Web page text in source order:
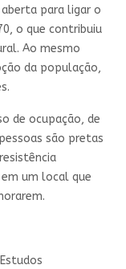
para ligar o
o que contribuiu
Ao mesmo
da população,
de ocupação, de
são pretas
um local que